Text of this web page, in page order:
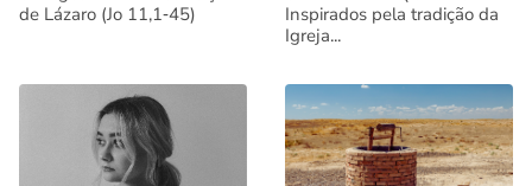
de Lázaro (Jo 11,1‑45)
Inspirados pela tradição da
Igreja...